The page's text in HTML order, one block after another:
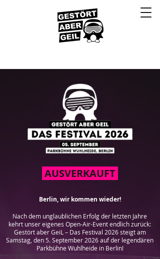
AUSVERKAUFT
Berlin, wir kommen wieder!
Nach dem unglaublichen Erfolg der letzten Jahre
kehrt unser eigenes Open-Air-Event endlich zurück:
Gestört aber GeiL – Das Festival 2026 steigt am
Samstag, den 5. September 2026 auf der legendären
Parkbühne Wuhlheide in Berlin!